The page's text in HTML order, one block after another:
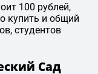
100 рублей,
купить и общий
студентов
Сад